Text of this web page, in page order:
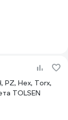
PZ, Hex, Torx,
TOLSEN